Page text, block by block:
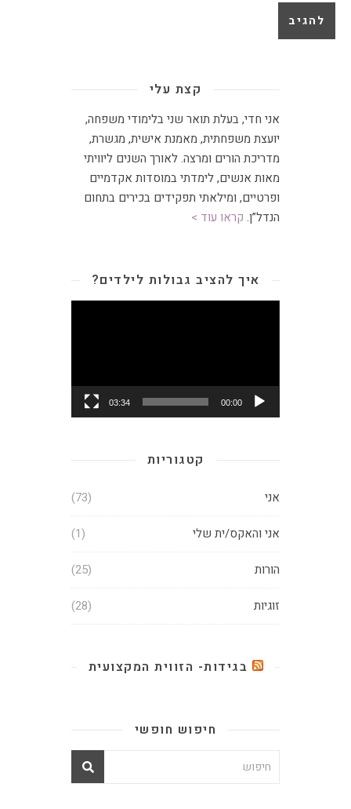
חיפוש חופשי
קצת עלי
אני חדי, בעלת תואר שני בלימודי משפחה,
יועצת משפחתית, מאמנת אישית, מגשרת,
מדריכת הורים ומרצה. לאורך השנים ליוויתי
מאות אנשים, לימדתי במוסדות אקדמיים
ופרטיים, ומילאתי תפקידים בכירים בתחום
הנדל”ן. קראו עוד >
איך להציב גבולות לילדים?
נגן
00:00
03:34
קטגוריות
אני (73)
אני והאקס/ית שלי (1)
הורות (25)
זוגיות (28)
בגידות- הזווית המקצועית